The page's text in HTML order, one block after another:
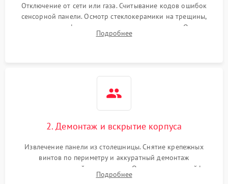
Отключение от сети или газа. Считывание кодов ошибок
сенсорной панели. Осмотр стеклокерамики на трещины,
проверка конфорок на равномерность нагрева. Опрос
клиента о симптомах (не включается, не видит посуду,
Подробнее
2. Демонтаж и вскрытие корпуса
Извлечение панели из столешницы. Снятие крепежных
винтов по периметру и аккуратный демонтаж
стеклокерамической поверхности. Отсоединение шлейфов
сенсорного блока для доступа к силовым платам, катушкам
Подробнее